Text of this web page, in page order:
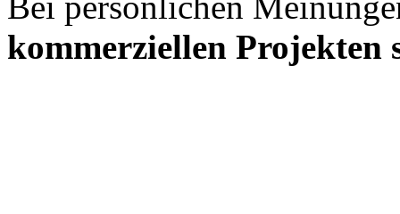
kommerziellen Projekten